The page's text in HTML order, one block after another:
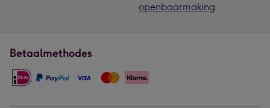
openbaarmaking
Betaalmethodes